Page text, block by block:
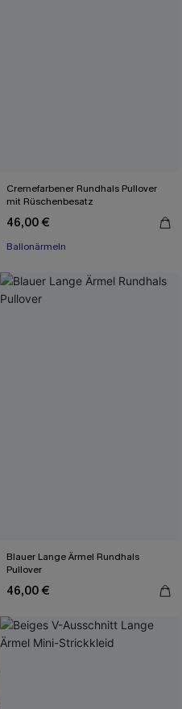
Cremefarbener Rundhals Pullover
mit Rüschenbesatz
46,00 €
Ballonärmeln
Blauer Lange Ärmel Rundhals
Pullover
46,00 €